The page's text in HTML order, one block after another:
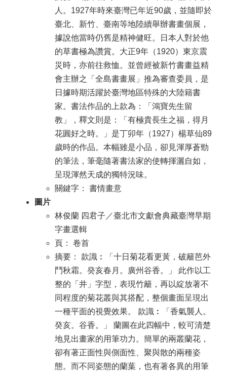
人。1927年時來臺灣已年近90歲，並隨即於
臺北、新竹、臺南等地陸續舉辦書畫個展，
據說他當時仍舊是精神健旺。日本人對於他
的草書極為讚賞。大正9年（1920）東京震
災時，亦前往救恤。並曾經被新竹書畫益精
會主辦之「全島書畫展」推為審查委員，是
日據時期活躍於臺灣地區特殊的大陸籍書
家。書法作品的上款為：「鴻寶先生留
教」，釋文則是：「有極貴長生之福，得月
花圓好之時。」是丁卯年（1927）楊草仙89
歲時的作品。本幅雖是小品，卻見渾厚蒼勁
的筆法，筆毫隨著書法家的使轉揮灑自如，
呈現渾然天成的獨特況味。
關鍵字： 書情畫意
圖片
林俊蘭 四君子／臺北市文獻會典藏臺灣早期
字畫選輯
頁： 卷首
摘要： 款識︰「十日菊花看更黃，破籬芭外
鬥秋霜。癸亥春月。廣州谷香。」 此作以工
整的「井」字型，表現竹籬，再以綻放著不
同程度的菊花叢與其搭配，整個畫面呈現出
一種平面的視覺效果。 款識︰「香氣襲人。
癸亥。谷香。」 蘭圖在此四幅中，較可清楚
地見出畫家的用筆功力。簡單的兩叢蘭花，
卻有著正面性與側面性、聚與散的兩種姿
態。而不同姿態的蘭葉，也有著各異的用筆